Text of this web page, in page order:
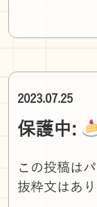
2023.07.25
保護中:
この投稿は
抜粋文はあり